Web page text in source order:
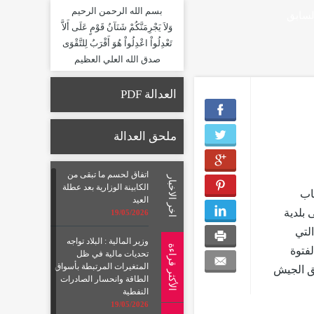
بسم الله الرحمن الرحيم
وَلاَ يَجْرِمَنَّكُمْ شَنَآنُ قَوْمٍ عَلَى أَلاَّ
تَعْدِلُواْ اعْدِلُواْ هُوَ أَقْرَبُ لِلتَّقْوَى
صدق الله العلي العظيم
15) هدفاً لحساب
الفوز على بلدية
المباراة التي
تغلب فريق الجيش
العدالة PDF
ملحق العدالة
اتفاق لحسم ما تبقى من
الكابينة الوزارية بعد عطلة
العيد
19/05/2026
وزير المالية : البلاد تواجه
تحديات مالية في ظل
المتغيرات المرتبطة بأسواق
الطاقة وانحسار الصادرات
النفطية
19/05/2026
اخر الاخبار
الأكثر قراءة